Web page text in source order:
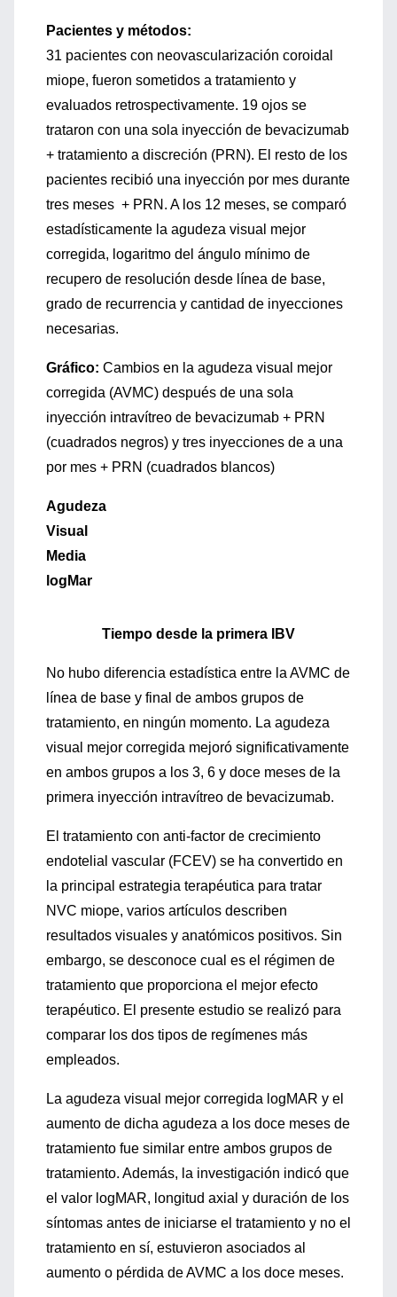
Pacientes y métodos:
31 pacientes con neovascularización coroidal
miope, fueron sometidos a tratamiento y
evaluados retrospectivamente. 19 ojos se
trataron con una sola inyección de bevacizumab
+ tratamiento a discreción (PRN). El resto de los
pacientes recibió una inyección por mes durante
tres meses + PRN. A los 12 meses, se comparó
estadísticamente la agudeza visual mejor
corregida, logaritmo del ángulo mínimo de
recupero de resolución desde línea de base,
grado de recurrencia y cantidad de inyecciones
necesarias.
Gráfico: Cambios en la agudeza visual mejor
corregida (AVMC) después de una sola
inyección intravítreo de bevacizumab + PRN
(cuadrados negros) y tres inyecciones de a una
por mes + PRN (cuadrados blancos)
Agudeza
Visual
Media
logMar
Tiempo desde la primera IBV
No hubo diferencia estadística entre la AVMC de
línea de base y final de ambos grupos de
tratamiento, en ningún momento. La agudeza
visual mejor corregida mejoró significativamente
en ambos grupos a los 3, 6 y doce meses de la
primera inyección intravítreo de bevacizumab.
El tratamiento con anti-factor de crecimiento
endotelial vascular (FCEV) se ha convertido en
la principal estrategia terapéutica para tratar
NVC miope, varios artículos describen
resultados visuales y anatómicos positivos. Sin
embargo, se desconoce cual es el régimen de
tratamiento que proporciona el mejor efecto
terapéutico. El presente estudio se realizó para
comparar los dos tipos de regímenes más
empleados.
La agudeza visual mejor corregida logMAR y el
aumento de dicha agudeza a los doce meses de
tratamiento fue similar entre ambos grupos de
tratamiento. Además, la investigación indicó que
el valor logMAR, longitud axial y duración de los
síntomas antes de iniciarse el tratamiento y no el
tratamiento en sí, estuvieron asociados al
aumento o pérdida de AVMC a los doce meses.